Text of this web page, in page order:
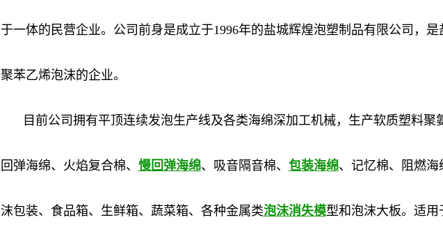
于一体的民营企业。公司前身是成立于1996年的盐城辉煌泡塑制品有限公司，是
聚苯乙烯泡沫的企业。
目前公司拥有平顶连续发泡生产线及各类海绵深加工机械，生产软质塑料聚
回弹海绵、火焰复合棉、 慢回弹海绵、吸音隔音棉、 包装海绵、记忆棉、阻燃海
沫包装、食品箱、生鲜箱、蔬菜箱、各种金属类泡沫消失模型和泡沫大板。适